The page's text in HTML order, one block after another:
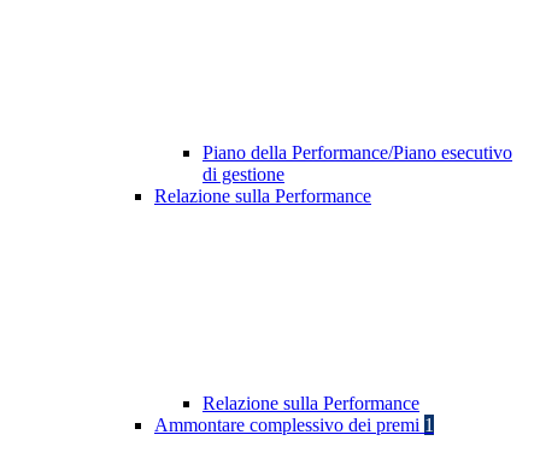
Piano della Performance/Piano esecutivo
di gestione
Relazione sulla Performance
Relazione sulla Performance
Ammontare complessivo dei premi 1